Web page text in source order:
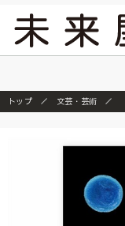
トップ 文芸・芸術